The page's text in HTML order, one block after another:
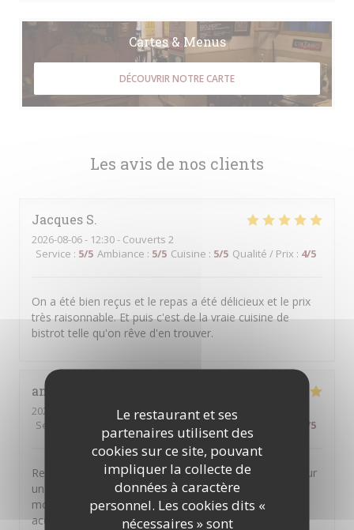
Le restaurant et ses
partenaires utilisent des
cookies sur ce site, pouvant
impliquer la collecte de
données à caractère
personnel. Les cookies dits «
nécessaires » sont
Les avis de nos clients
Jacques S
2026-08-06- 12:30 - Couverts 2
Service : 5/5 Ambiance : 5/5 Cuisine : 5/5 Qualité / Prix : 4/5
On a été bien reçus et le repas a été délicieux et le prix
très raisonnable. Et puis c'est de la vraie cuisine de
bistrot telle qu'on rêve d'en trouver.
anne
2026-08-04
- 20:30 - Couverts 5
Service
5 Cuisine Qualité / Prix /5
Restaurant très généreux avec des plats de qualité pour
un prix raisonnable ! Nous avons passé un super
moment et nous avons été très chaleureusement
accueillis ! Merci pour tout !
Cartes & Menus
DÉCOUVRIR NOTRE CARTE